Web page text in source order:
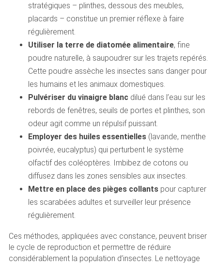
stratégiques – plinthes, dessous des meubles,
placards – constitue un premier réflexe à faire
régulièrement.
Utiliser la terre de diatomée alimentaire, fine
poudre naturelle, à saupoudrer sur les trajets repérés.
Cette poudre assèche les insectes sans danger pour
les humains et les animaux domestiques.
Pulvériser du vinaigre blanc dilué dans l’eau sur les
rebords de fenêtres, seuils de portes et plinthes, son
odeur agit comme un répulsif puissant.
Employer des huiles essentielles(lavande, menthe
poivrée, eucalyptus) qui perturbent le système
olfactif des coléoptères. Imbibez de cotons ou
diffusez dans les zones sensibles aux insectes.
Mettre en place des pièges collantspour capturer
les scarabées adultes et surveiller leur présence
régulièrement.
Ces méthodes, appliquées avec constance, peuvent briser
le cycle de reproduction et permettre de réduire
considérablement la population d’insectes. Le nettoyage